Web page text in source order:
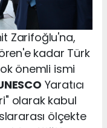
Zarifoğlu'na,
kadar Türk
önemli ismi
Yaratıcı
olarak kabul
ölçekte